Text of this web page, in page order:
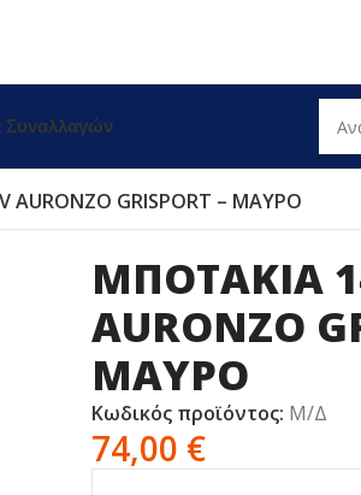
Συναλλαγών
AURONZO GRISPORT – ΜΑΥΡΟ
ΜΠΟΤΑΚΙΑ
AURONZO
ΜΑΥΡΟ
Κωδικός προϊόντος: Μ/Δ
74,00 €